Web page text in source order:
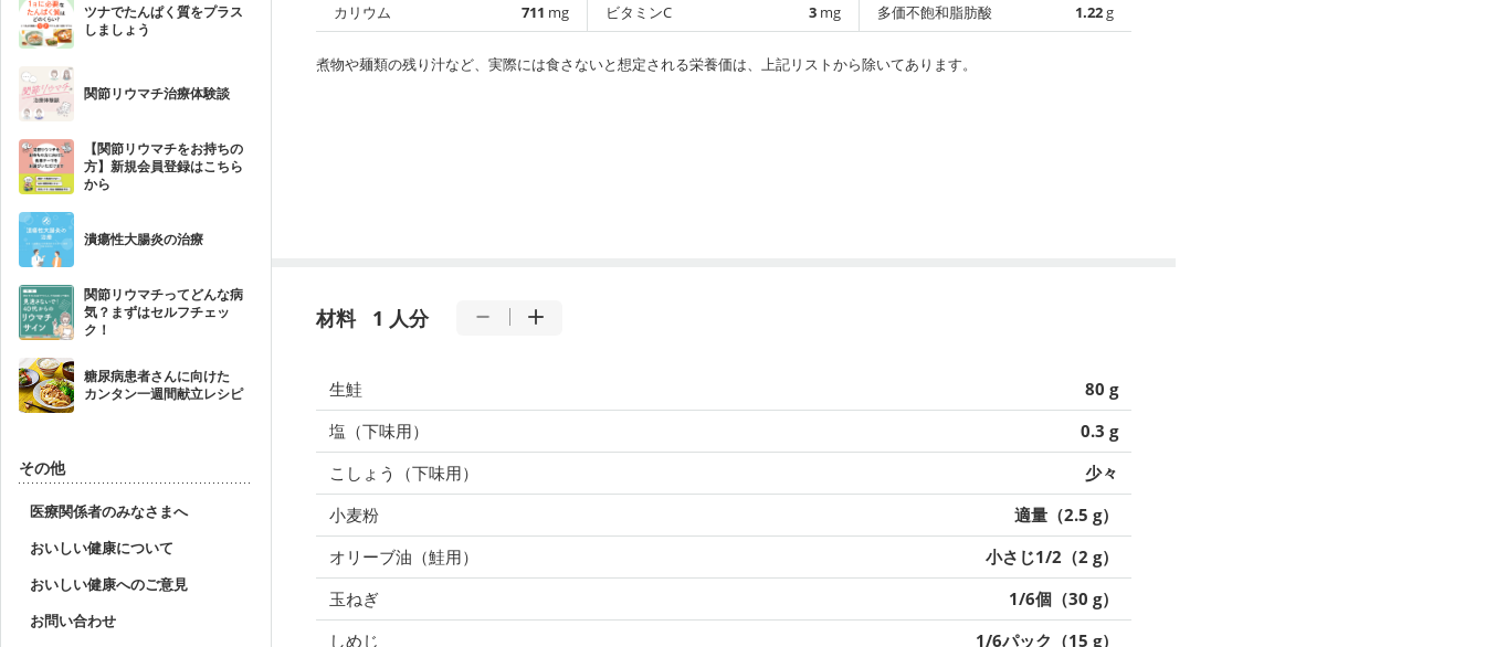
ツナでたんぱく質をプラス
しましょう
関節リウマチ治療体験談
【関節リウマチをお持ちの
方】新規会員登録はこちら
から
潰瘍性大腸炎の治療
関節リウマチってどんな病
気？まずはセルフチェッ
ク！
糖尿病患者さんに向けた
カンタン一週間献立レシピ
その他
医療関係者のみなさまへ
おいしい健康について
おいしい健康へのご意見
お問い合わせ
カリウム
711 mg
ビタミンC
3 mg
多価不飽和脂肪酸
1.22g
煮物や麺類の残り汁など、実際には食さないと想定される栄養価は、上記リストから除いてあります。
材料 1 人分
生鮭
80 g
塩（下味用）
0.3 g
こしょう（下味用）
少々
小麦粉
適量（2.5 g）
オリーブ油（鮭用）
小さじ1/2（2 g）
玉ねぎ
1/6個（30 g）
しめじ
1/6パック（15 g）